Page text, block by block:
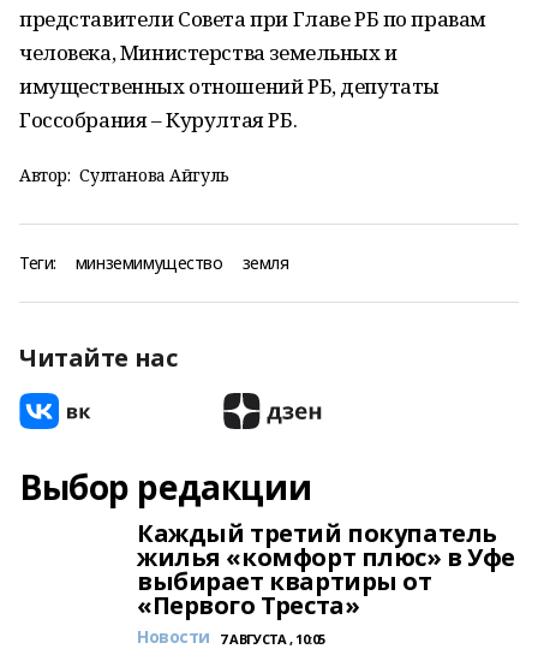
представители Совета при Главе РБ по правам
человека, Министерства земельных и
имущественных отношений РБ, депутаты
Госсобрания – Курултая РБ.
Автор: Султанова Айгуль
Теги: минземимущество земля
Читайте нас
Выбор редакции
Каждый третий покупатель
жилья «комфорт плюс» в Уфе
выбирает квартиры от
«Первого Треста»
Новости 7 АВГУСТА , 10:05